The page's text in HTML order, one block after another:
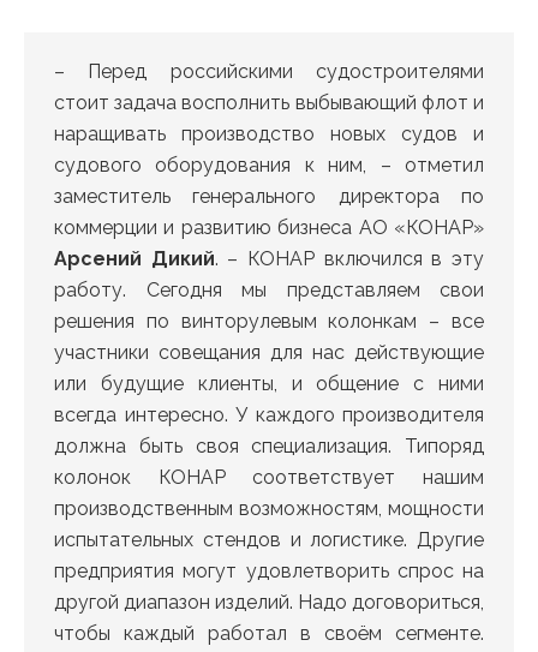
– Перед российскими судостроителями
стоит задача восполнить выбывающий флот и
наращивать производство новых судов и
судового оборудования к ним, – отметил
заместитель генерального директора по
коммерции и развитию бизнеса АО «КОНАР»
Арсений Дикий. – КОНАР включился в эту
работу. Сегодня мы представляем свои
решения по винторулевым колонкам – все
участники совещания для нас действующие
или будущие клиенты, и общение с ними
всегда интересно. У каждого производителя
должна быть своя специализация. Типоряд
колонок КОНАР соответствует нашим
производственным возможностям, мощности
испытательных стендов и логистике. Другие
предприятия могут удовлетворить спрос на
другой диапазон изделий. Надо договориться,
чтобы каждый работал в своём сегменте.